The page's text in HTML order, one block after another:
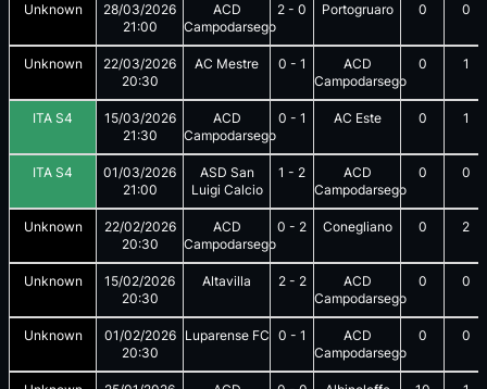
Unknown
28/03/2026
21:00
ACD
Campodarsego
2 - 0 Portogruaro 0 0
Unknown
22/03/2026
20:30
AC Mestre 0 - 1
ACD
Campodarsego
0 1
ITA S4
15/03/2026
21:30
ACD
Campodarsego
0 - 1 AC Este 0 1
ITA S4
01/03/2026
21:00
ASD San
Luigi Calcio
1 - 2
ACD
Campodarsego
0 0
Unknown
22/02/2026
20:30
ACD
Campodarsego
0 - 2 Conegliano 0 2
Unknown
15/02/2026
20:30
Altavilla 2- 2
ACD
Campodarsego
0 0
Unknown
01/02/2026
20:30
Luparense FC 0 - 1
ACD
Campodarsego
0 0